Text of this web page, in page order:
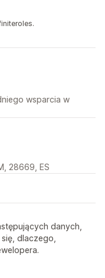
wsparcia w
28669, ES
danych,
dlaczego,